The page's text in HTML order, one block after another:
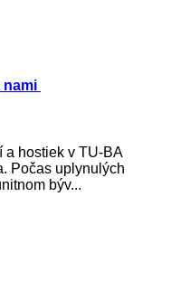
nami
a hostiek v TU-BA
Počas uplynulých
býv...